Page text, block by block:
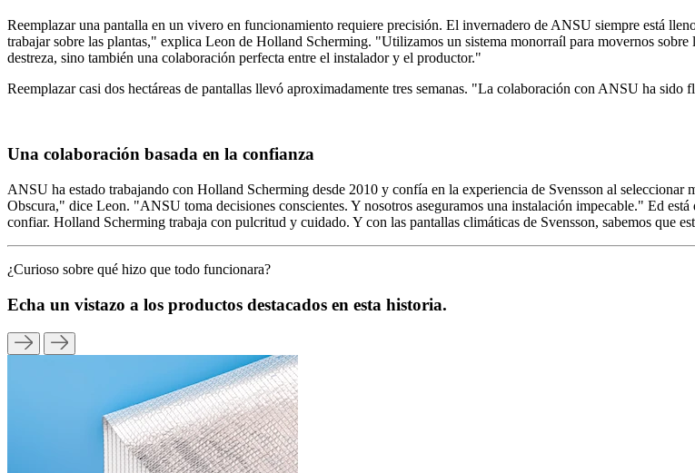
Reemplazar una pantalla en un vivero en funcionamiento requiere precisión. El invernadero de ANSU siempre está
trabajar sobre las plantas," explica Leon de Holland Scherming. "Utilizamos un sistema monorraíl para movernos
destreza, sino también una colaboración perfecta entre el instalador y el productor."
Reemplazar casi dos hectáreas de pantallas llevó aproximadamente tres semanas. "La colaboración con ANSU ha sido
Una colaboración basada en la confianza
ANSU ha estado trabajando con Holland Scherming desde 2010 y confía en la experiencia de Svensson al seleccionar
Obscura," dice Leon. "ANSU toma decisiones conscientes. Y nosotros aseguramos una instalación impecable." Ed
confiar. Holland Scherming trabaja con pulcritud y cuidado. Y con las pantallas climáticas de Svensson, sabemos que
¿Curioso sobre qué hizo que todo funcionara?
Echa un vistazo a los productos destacados en esta historia.